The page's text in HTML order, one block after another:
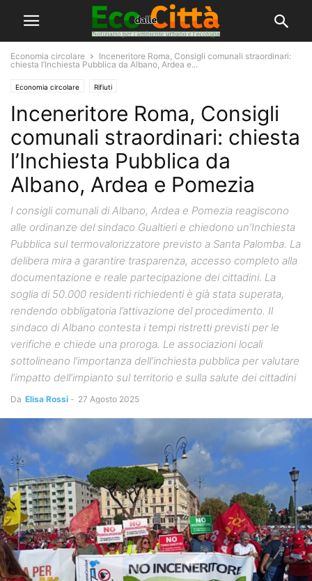
Economia circolare
Inceneritore Roma, Consigli comunali straordinari:
chiesta l’Inchiesta Pubblica da Albano, Ardea e...
Economia circolare Rifiuti
Inceneritore Roma, Consigli
comunali straordinari: chiesta
l’Inchiesta Pubblica da
Albano, Ardea e Pomezia
I consigli comunali di Albano, Ardea e Pomezia reagiscono
alle ordinanze del sindaco Gualtieri e chiedono un’Inchiesta
Pubblica sul termovalorizzatore previsto a Santa Palomba. La
delibera mira a garantire trasparenza, accesso completo alla
documentazione e reale partecipazione dei cittadini. La
soglia di 50.000 residenti richiedenti è già stata superata,
rendendo obbligatoria l’attivazione del procedimento. Il
sindaco di Albano contesta i tempi ristretti previsti per le
verifiche e chiede una proroga. Le associazioni locali
sottolineano l’importanza dell’inchiesta pubblica per valutare
l’impatto dell’impianto sul territorio e sulla salute dei cittadini
Da Elisa Rossi - 27 Agosto 2025